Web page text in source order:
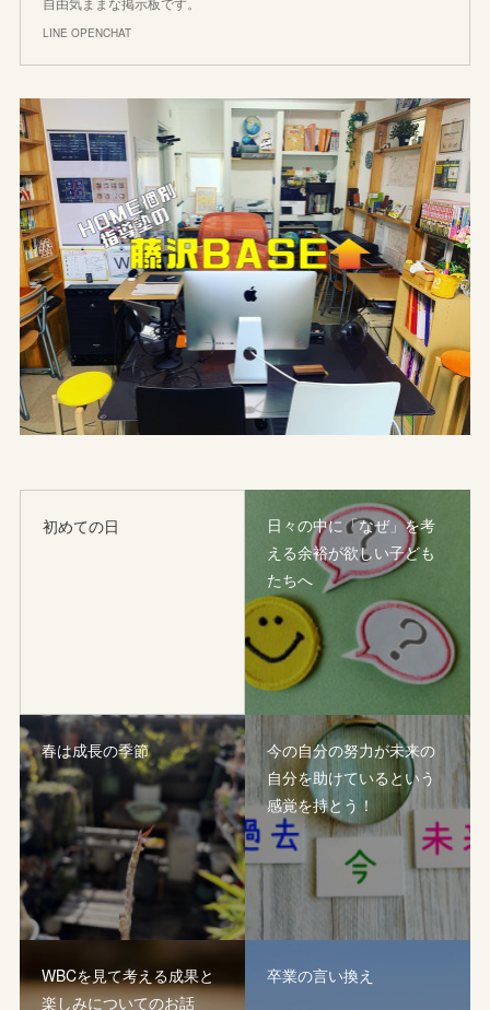
LINE OPENCHAT
初めての日
日々の中に「なぜ」を考
える余裕が欲しい子ども
たちへ
春は成長の季節
今の自分の努力が未来の
自分を助けているという
感覚を持とう！
WBCを見て考える成果と
楽しみについてのお話
卒業の言い換え